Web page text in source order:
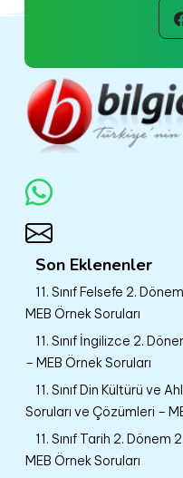
Son Eklenenler
11. Sınıf Felsefe 2.
MEB Örnek Soruları
11. Sınıf İngilizce 2.
– MEB Örnek Soruları
11. Sınıf Din Kültürü ve
Soruları ve Çözümleri –
11. Sınıf Tarih 2. Dönem
MEB Örnek Soruları